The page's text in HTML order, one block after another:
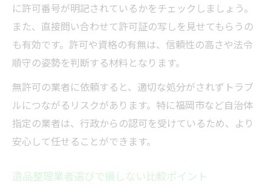
に許可番号が明記されているかをチェックしましょう。
また、直接問い合わせて許可証の写しを見せてもらうの
も有効です。許可や資格の有無は、信頼性の高さや法令
順守の姿勢を判断する材料となります。
無許可の業者に依頼すると、適切な処分がされずトラブ
ルにつながるリスクがあります。特に福岡市など自治体
指定の業者は、行政からの認可を受けているため、より
安心して任せることができます。
遺品整理業者選びで損しない比較ポイント